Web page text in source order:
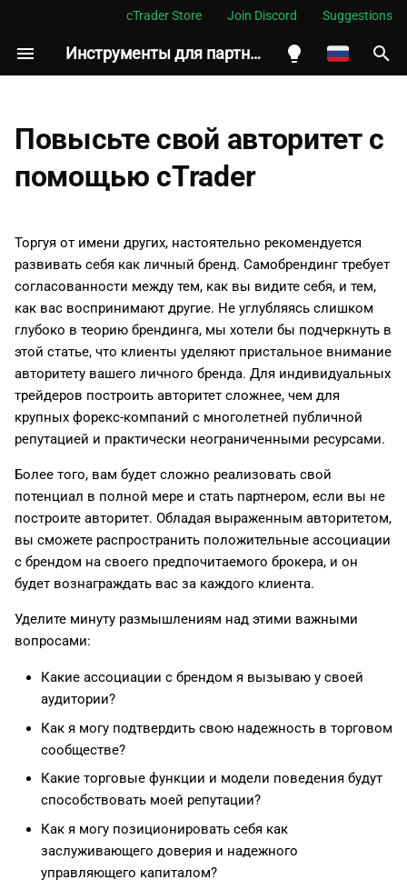
cTrader Store Join Discord Suggestions
Инструменты для партнеров
Español
Melayu
ไทย
Tiếng Việt
한국어
中文
日本語
Français
Italiano
Polski
Русский
Türkçe
И
и
и
и
а
и
о
с
к
а
Позиционируйте стратегию
Определите предложение
Создайте визуальные
материалы
Резюме
Повысьте свой авторитет с
помощью cTrader
Торгуя от имени других, настоятельно рекомендуется
развивать себя как личный бренд. Самобрендинг требует
согласованности между тем, как вы видите себя, и тем,
как вас воспринимают другие. Не углубляясь слишком
глубоко в теорию брендинга, мы хотели бы подчеркнуть в
этой статье, что клиенты уделяют пристальное внимание
авторитету вашего личного бренда. Для индивидуальных
трейдеров построить авторитет сложнее, чем для
крупных форекс-компаний с многолетней публичной
репутацией и практически неограниченными ресурсами.
Более того, вам будет сложно реализовать свой
потенциал в полной мере и стать партнером, если вы не
построите авторитет. Обладая выраженным авторитетом,
вы сможете распространить положительные ассоциации
с брендом на своего предпочитаемого брокера, и он
будет вознаграждать вас за каждого клиента.
Уделите минуту размышлениям над этими важными
вопросами:
Какие ассоциации с брендом я вызываю у своей
аудитории?
Как я могу подтвердить свою надежность в торговом
сообществе?
Какие торговые функции и модели поведения будут
способствовать моей репутации?
Как я могу позиционировать себя как
заслуживающего доверия и надежного
управляющего капиталом?